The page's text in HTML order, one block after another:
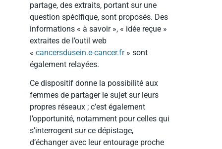
partage, des extraits, portant sur une
question spécifique, sont proposés. Des
informations « à savoir », « idée reçue »
extraites de l’outil web
« cancersdusein.e-cancer.fr» sont
également relayées.
Ce dispositif donne la possibilité aux
femmes de partager le sujet sur leurs
propres réseaux ; c’est également
l’opportunité, notamment pour celles qui
s’interrogent sur ce dépistage,
d’échanger avec leur entourage proche